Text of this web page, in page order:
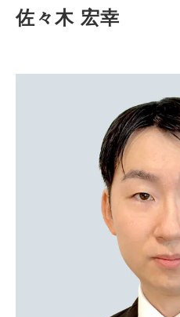
佐々木 宏幸